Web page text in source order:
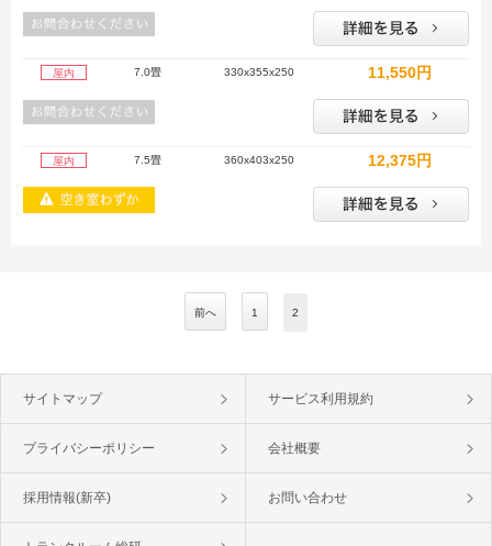
屋内 7.0畳 330x355x250 11,550円
屋内 7.5畳 360x403x250 12,375円
前へ 1 2
サイトマップ サービス利用規約
プライバシーポリシー 会社概要
採用情報(新卒) お問い合わせ